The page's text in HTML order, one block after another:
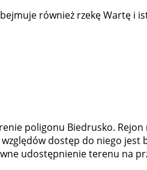
również rzekę Wartę i
poligonu Biedrusko.
dostęp do niego jest
udostępnienie terenu na